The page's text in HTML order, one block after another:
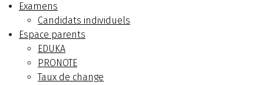
Examens
Candidats individuels
Espace parents
EDUKA
PRONOTE
Taux de change